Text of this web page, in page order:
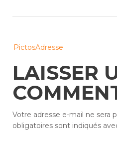
navigation
PictosAdresse
LAISSER
Votre adresse e-mail ne sera
obligatoires sont indiqués